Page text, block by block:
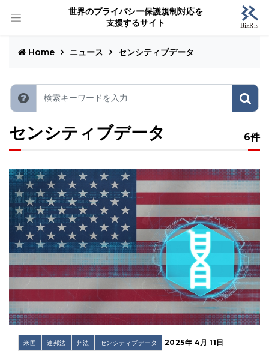
世界のプライバシー保護規制対応を
支援するサイト
Home ニュース センシティブデータ
センシティブデータ 6件
米国 連邦法 州法 センシティブデータ 2025年 4月 11日